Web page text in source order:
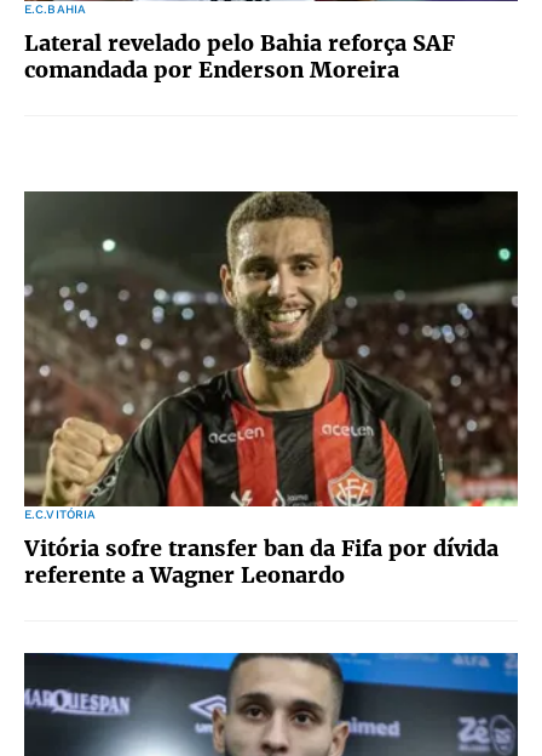
E.C.BAHIA
Lateral revelado pelo Bahia reforça SAF
comandada por Enderson Moreira
E.C.VITÓRIA
Vitória sofre transfer ban da Fifa por dívida
referente a Wagner Leonardo